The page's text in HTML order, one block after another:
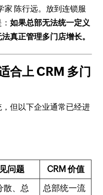
陈行远。放到连锁服
：如果总部无法统一定义
真正管理多门店增长。
合上 CRM 多门
但以下企业通常已经进
问题
CRM 价值
散、总
总部统一流